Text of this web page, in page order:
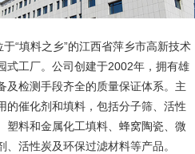
“填料之乡”的江西省萍乡市高新技术
式工厂。公司创建于2002年，拥有雄
及检测手段齐全的质量保证体系。主
的催化剂和填料，包括分子筛、活性
塑料和金属化工填料、蜂窝陶瓷、微
活性炭及环保过滤材料等产品。